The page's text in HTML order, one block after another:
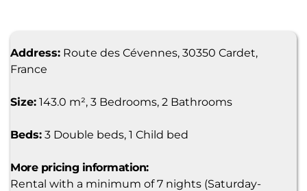
Address: Route des Cévennes, 30350 Cardet,
France
Size: 143.0 m², 3 Bedrooms, 2 Bathrooms
Beds: 3 Double beds, 1 Child bed
More pricing information:
Rental with a minimum of 7 nights (Saturday-